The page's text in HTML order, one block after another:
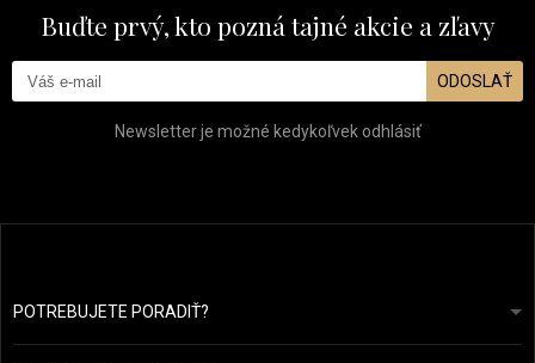
Buďte prvý, kto pozná tajné akcie a zľavy
ODOSLAŤ
Newsletter je možné kedykoľvek odhlásiť
POTREBUJETE PORADIŤ?info@prozdravevlasy.cz
Odpovieme do 24 hodín.
Obchodní podmínky